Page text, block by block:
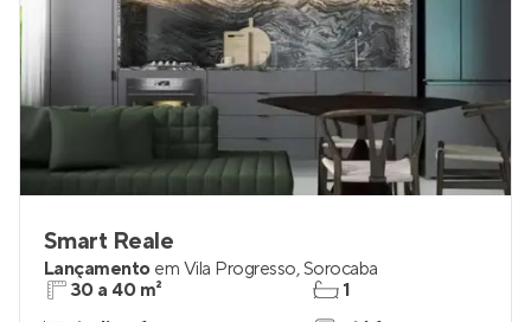
Smart Reale
Lançamento em Vila Progresso,Sorocaba
30 a 40 m²
1